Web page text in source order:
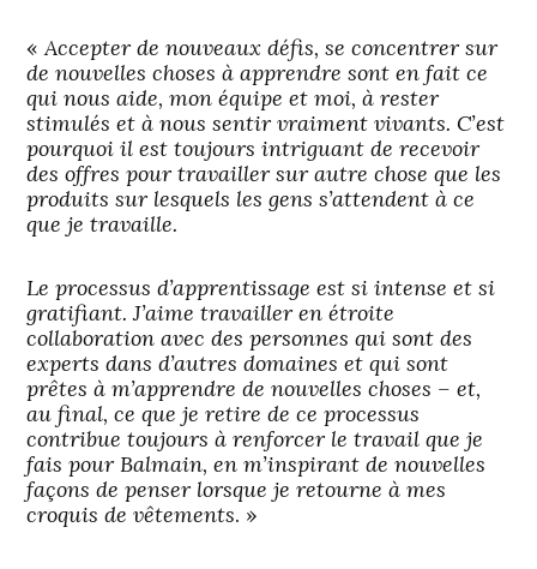
«Accepter de nouveaux défis, se concentrer sur
de nouvelles choses à apprendre sont en fait ce
qui nous aide, mon équipe et moi, à rester
stimulés et à nous sentir vraiment vivants. C’est
pourquoi il est toujours intriguant de recevoir
des offres pour travailler sur autre chose que les
produits sur lesquels les gens s’attendent à ce
que je travaille.
Le processus d’apprentissage est si intense et si
gratifiant. J’aime travailler en étroite
collaboration avec des personnes qui sont des
experts dans d’autres domaines et qui sont
prêtes à m’apprendre de nouvelles choses – et,
au final, ce que je retire de ce processus
contribue toujours à renforcer le travail que je
fais pour Balmain, en m’inspirant de nouvelles
façons de penser lorsque je retourne à mes
croquis de vêtements. »